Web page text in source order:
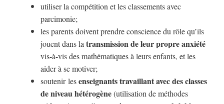
utiliser la compétition et les classements avec
parcimonie;
les parents doivent prendre conscience du rôle qu’ils
jouent dans la transmission de leur propre anxiété
vis-à-vis des mathématiques à leurs enfants, et les
aider à se motiver;
soutenir lesenseignants travaillant avec des classes
de niveau hétérogène(utilisation de méthodes